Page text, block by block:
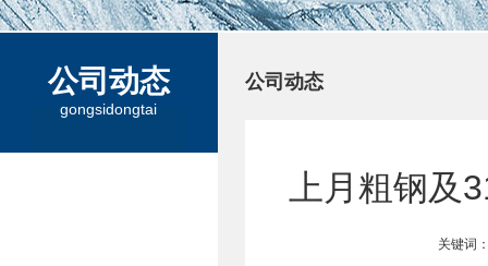
公司动态
gongsidongtai
公司动态
上月粗钢及
关键词